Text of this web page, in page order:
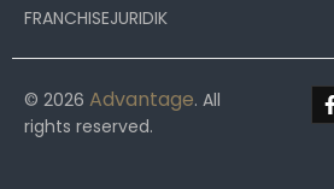
FRANCHISEJURIDIK
© 2026 Advantage. All
rights reserved.